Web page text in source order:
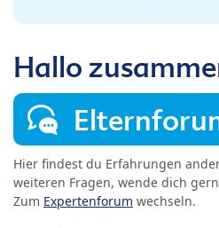
Hallo
Hier findest du Erfahrungen
weiteren Fragen, wende dich
Zum Expertenforum wechseln.